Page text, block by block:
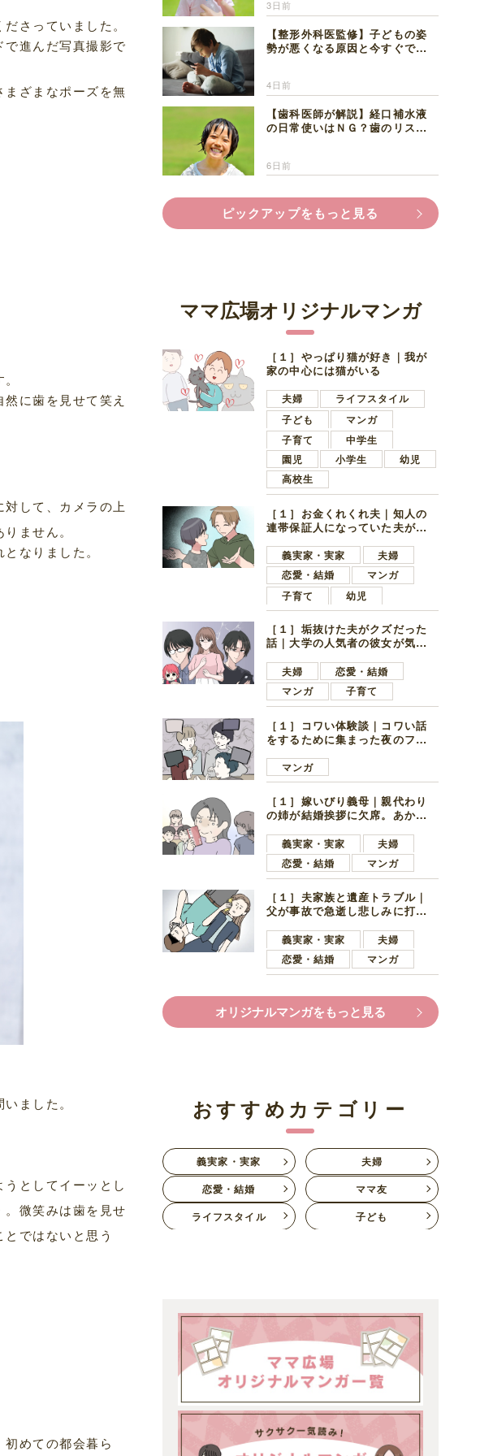
さっていました。
進んだ写真撮影で
ざまなポーズを無
に歯を見せて笑え
して、カメラの上
ません。
なりました。
ました。
としてイーッとし
微笑みは歯を見せ
ではないと思う
めての都会暮ら
3日前
【整形外科医監修】子どもの姿
勢が悪くなる原因と今すぐでき
4日前
【歯科医師が解説】経口補水液
の日常使いはＮＧ？歯のリスク
6日前
ピックアップをもっと見る
ママ広場オリジナルマンガ
［１］やっぱり猫が好き｜我が
家の中心には猫がいる
夫婦
ライフスタイル
子ども
マンガ
子育て
中学生
園児
小学生
幼児
高校生
［１］お金くれくれ夫｜知人の
連帯保証人になっていた夫が家
言ってきた
義実家・実家
夫婦
恋愛・結婚
マンガ
子育て
幼児
［１］垢抜けた夫がクズだった
話｜大学の人気者の彼女が気に
子学生
夫婦
恋愛・結婚
マンガ
子育て
［１］コワい体験談｜コワい話
をするために集まった夜のファ
好きの男の子ママ
マンガ
［１］嫁いびり義母｜親代わり
の姉が結婚挨拶に欠席。あから
義実家・実家
夫婦
恋愛・結婚
マンガ
［１］夫家族と遺産トラブル｜
父が事故で急逝し悲しみに打ち
ます夫
義実家・実家
夫婦
恋愛・結婚
マンガ
オリジナルマンガをもっと見る
おすすめカテゴリー
義実家・実家
夫婦
恋愛・結婚
ママ友
ライフスタイル
子ども